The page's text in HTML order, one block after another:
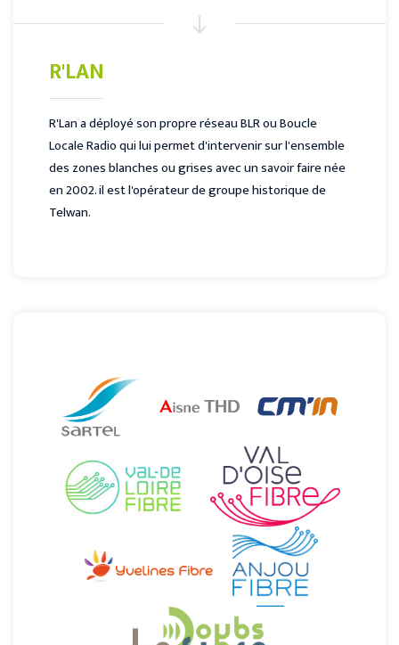
R'LAN
R'Lan a déployé son propre réseau BLR ou Boucle
Locale Radio qui lui permet d'intervenir sur l'ensemble
des zones blanches ou grises avec un savoir faire née
en 2002. il est l'opérateur de groupe historique de
Telwan.